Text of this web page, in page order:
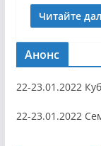
Читайте
Анонс
22-23.01.2022
22-23.01.2022